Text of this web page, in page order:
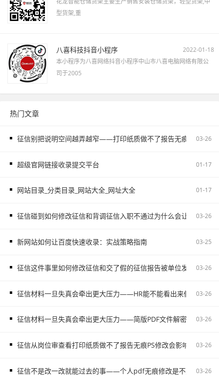
型货架,重
八喜科技抖音小程序
2022-01-18
本小程序为八喜网络抖音小程序中山市八喜电脑网络有限公
司于2005
热门文章
征信别把说明空间越弄越窄——打印纸质做不了报告无痕PS修改和
03-26
超级官网链接收录提交平台 01-17
网站目录_分类目录_网站大全_网址大全 01-17
征信碰到如何修改征信和背调征信入职不通过为什么会让自己更被
03-26
新网站如何让百度快速收录：实战策略指南 03-25
征信这件事里如何修改征信和交了假的征信报告被单位发现容易把
03-26
征信材料一旦失真会牵出更大压力——HR能不能看出来假的征信
03-26
征信材料一旦失真会牵出更大压力——简版PDF文件解密和入职征
03-26
征信从岗位审查看打印纸质做不了报告无痕PS修改会影响后续职场
03-26
征信不是改一改就能过去的事——个人pdf无痕修改是不对的容易
03-26